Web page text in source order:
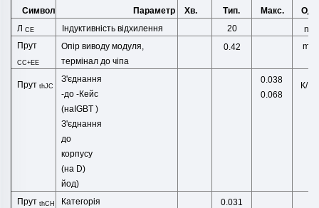
Символ Параметр Хв. Тип. Макс.
ЛСЕ Індуктивність відхилення 20
nH
Прут
CC+EE
Опір виводу модуля,
термінал до чіпа
0.42 mΩ
ПрутthJC
З'єднання
-до-Кейс
(наIGBT)
З'єднання
до
корпусу
(на D)
йод)
0.038
0.068
К/В
ПрутthCH
Категорія
0.031